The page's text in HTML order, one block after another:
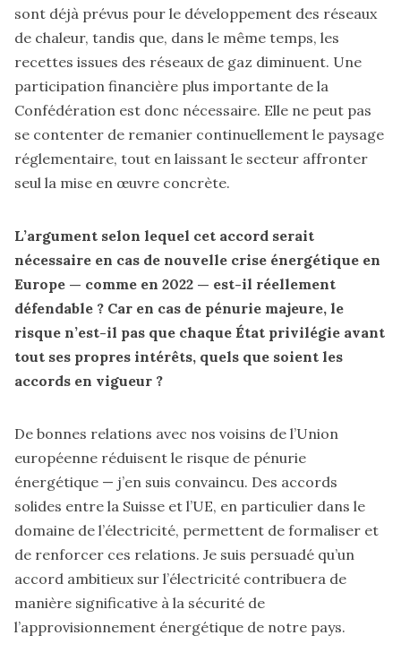
sont déjà prévus pour le développement des réseaux
de chaleur, tandis que, dans le même temps, les
recettes issues des réseaux de gaz diminuent. Une
participation financière plus importante de la
Confédération est donc nécessaire. Elle ne peut pas
se contenter de remanier continuellement le paysage
réglementaire, tout en laissant le secteur affronter
seul la mise en œuvre concrète.
L’argument selon lequel cet accord serait
nécessaire en cas de nouvelle crise énergétique en
Europe — comme en 2022 — est-il réellement
défendable ? Car en cas de pénurie majeure, le
risque n’est-il pas que chaque État privilégie avant
tout ses propres intérêts, quels que soient les
accords en vigueur ?
De bonnes relations avec nos voisins de l’Union
européenne réduisent le risque de pénurie
énergétique — j’en suis convaincu. Des accords
solides entre la Suisse et l’UE, en particulier dans le
domaine de l’électricité, permettent de formaliser et
de renforcer ces relations. Je suis persuadé qu’un
accord ambitieux sur l’électricité contribuera de
manière significative à la sécurité de
l’approvisionnement énergétique de notre pays.